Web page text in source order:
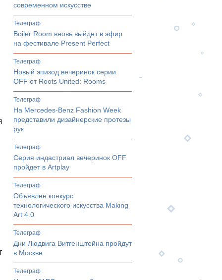
современном искусстве
телеграф
Boiler Room вновь выйдет в эфир
на фестивале Present Perfect
телеграф
Новый эпизод вечеринок серии
OFF от Roots United: Rooms
телеграф
На Mercedes-Benz Fashion Week
представили дизайнерские протезы
рук
телеграф
Серия индастриал вечеринок OFF
пройдет в Artplay
телеграф
Объявлен конкурс
технологического искусства Making
Art 4.0
телеграф
Дни Людвига Витгенштейна пройдут
в Москве
телеграф